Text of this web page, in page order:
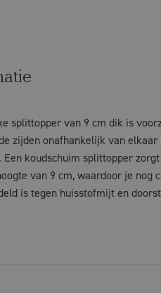
splittopper van 9 cm dik is
zijden onafhankelijk van
koudschuim splittopper
van 9 cm, waardoor je
is tegen huisstofmijt en